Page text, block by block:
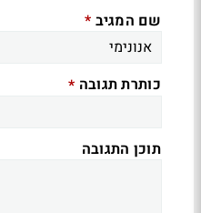
שם המגיב *
כותרת תגובה *
תוכן התגובה